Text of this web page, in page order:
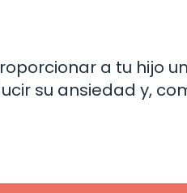
a tu hijo
su ansiedad y,